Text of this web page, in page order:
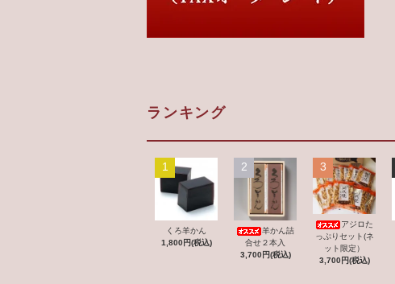
ランキング
1
くろ羊かん
1,800円(税込)
2
羊かん詰
合せ２本入
3,700円(税込)
3
アジロた
っぷりセット(ネ
ット限定）
3,700円(税込)